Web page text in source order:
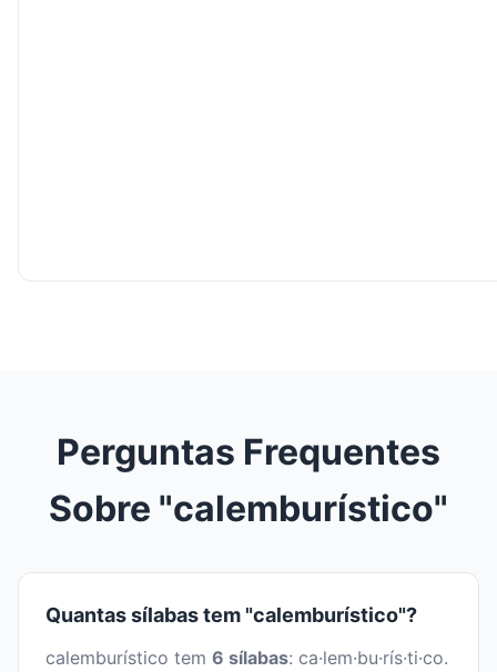
Perguntas Frequentes
Sobre "calemburístico"
Quantas sílabas tem "calemburístico"?
calemburístico tem 6 sílabas: ca·lem·bu·rís·ti·co.